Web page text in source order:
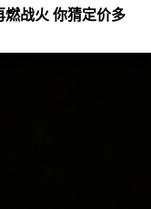
战火 你猜定价多